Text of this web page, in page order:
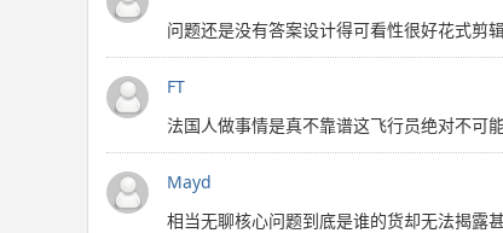
问题还是没有答案设计得可看性很好花式剪
FT
法国人做事情是真不靠谱这飞行员绝对不可
Mayd
相当无聊核心问题到底是谁的货却无法揭露